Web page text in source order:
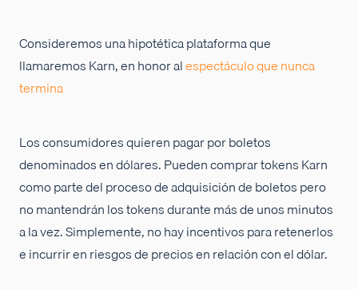
Consideremos una hipotética plataforma que
llamaremos Karn, en honor alespectáculo que nunca
termina
Los consumidores quieren pagar por boletos
denominados en dólares. Pueden comprar tokens Karn
como parte del proceso de adquisición de boletos pero
no mantendrán los tokens durante más de unos minutos
a la vez. Simplemente, no hay incentivos para retenerlos
e incurrir en riesgos de precios en relación con el dólar.